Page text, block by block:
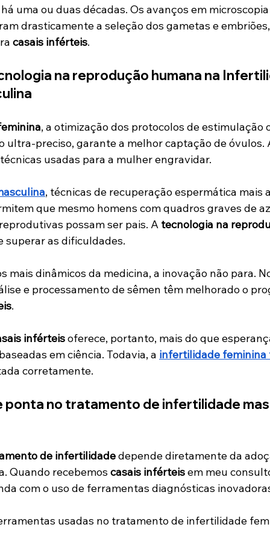
uma ou duas décadas. Os avanços em
drasticamente a seleção dos gametas e
casais inférteis.
na reprodução humana na
, a otimização dos protocolos de estimulação
ultra-preciso, garante a melhor captação de óvulos.
usadas para a mulher engravidar.
, técnicas de recuperação espermática mais
que mesmo homens com quadros graves de
possam ser pais. A tecnologia na
superar as dificuldades.
mais dinâmicos da medicina, a inovação não para.
e processamento de sêmen têm melhorado o
.
inférteis oferece, portanto, mais do que
em ciência. Todavia, a infertilidade
corretamente.
ponta no tratamento de infertilidade
de infertilidade depende diretamente da
Quando recebemos casais inférteis em meu
com o uso de ferramentas diagnósticas
usadas no tratamento de infertilidade